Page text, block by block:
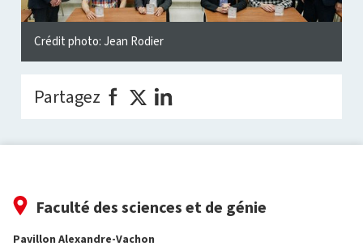
Crédit photo: Jean Rodier
Partagez
Faculté des sciences et de génie
Pavillon Alexandre-Vachon